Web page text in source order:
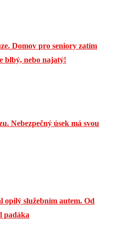
Domov pro seniory zatím
blbý, nebo najatý!
Nebezpečný úsek má svou
služebním autem. Od
padáka